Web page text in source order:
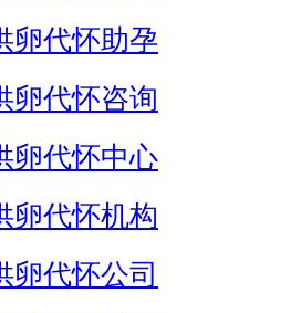
卵代怀助孕
卵代怀咨询
卵代怀中心
卵代怀机构
卵代怀公司